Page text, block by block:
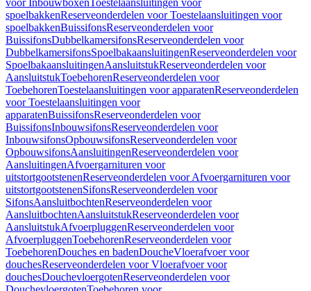
voor InbouwboxenToestelaansluitingen voor
spoelbakkenReserveonderdelen voor Toestelaansluitingen voor
spoelbakkenBuissifonsReserveonderdelen voor
BuissifonsDubbelkamersifonsReserveonderdelen voor
DubbelkamersifonsSpoelbakaansluitingenReserveonderdelen voor
SpoelbakaansluitingenAansluitstukReserveonderdelen voor
AansluitstukToebehorenReserveonderdelen voor
ToebehorenToestelaansluitingen voor apparatenReserveonderdelen
voor Toestelaansluitingen voor
apparatenBuissifonsReserveonderdelen voor
BuissifonsInbouwsifonsReserveonderdelen voor
InbouwsifonsOpbouwsifonsReserveonderdelen voor
OpbouwsifonsAansluitingenReserveonderdelen voor
AansluitingenAfvoergarnituren voor
uitstortgootstenenReserveonderdelen voor Afvoergarnituren voor
uitstortgootstenenSifonsReserveonderdelen voor
SifonsAansluitbochtenReserveonderdelen voor
AansluitbochtenAansluitstukReserveonderdelen voor
AansluitstukAfvoerpluggenReserveonderdelen voor
AfvoerpluggenToebehorenReserveonderdelen voor
ToebehorenDouches en badenDoucheVloerafvoer voor
douchesReserveonderdelen voor Vloerafvoer voor
douchesDouchevloergotenReserveonderdelen voor